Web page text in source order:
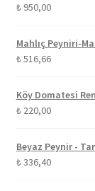
₺950,00
Mahlıç Peyniri-
₺516,66
Köy Domatesi
₺220,00
Beyaz Peynir -
₺336,40